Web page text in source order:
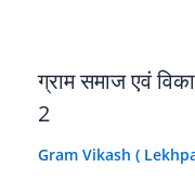
ग्राम समाज एवं
2
Gram Vikash (